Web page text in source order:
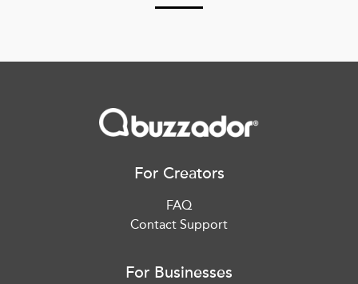
For Creators
FAQ
Contact Support
For Businesses